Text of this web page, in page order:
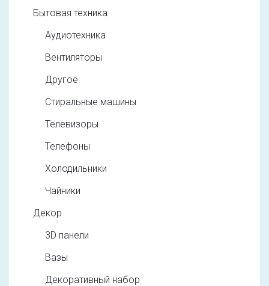
Бытовая техника
Аудиотехника
Вентиляторы
Другое
Стиральные машины
Телевизоры
Телефоны
Холодильники
Чайники
Декор
3D панели
Вазы
Декоративный набор